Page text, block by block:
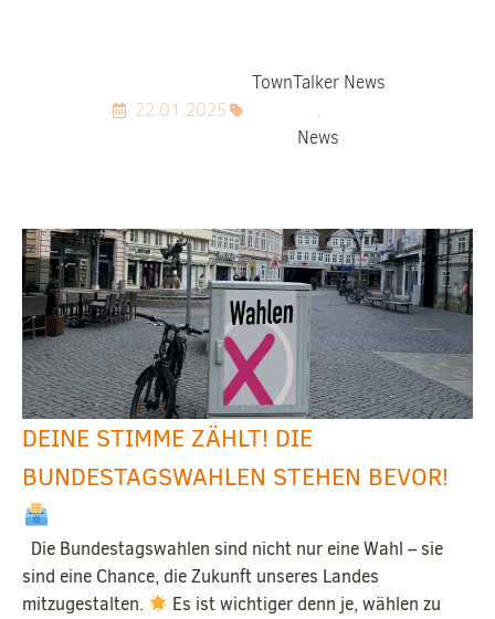
22.01.2025
TownTalker News
,
News
DEINE STIMME ZÄHLT! DIE
BUNDESTAGSWAHLEN STEHEN BEVOR!
Die Bundestagswahlen sind nicht nur eine Wahl – sie
sind eine Chance, die Zukunft unseres Landes
mitzugestalten.
Es ist wichtiger denn je, wählen zu